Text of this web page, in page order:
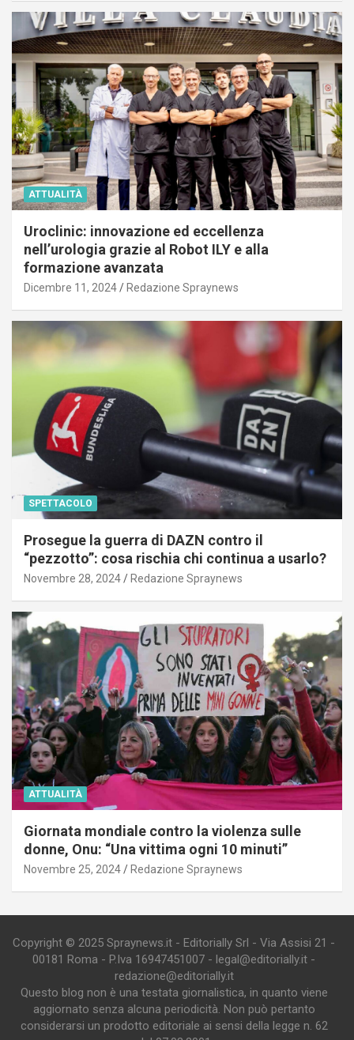
ATTUALITÀ
Uroclinic: innovazione ed eccellenza
nell’urologia grazie al Robot ILY e alla
formazione avanzata
Dicembre 11, 2024 Redazione Spraynews
SPETTACOLO
Prosegue la guerra di DAZN contro il
“pezzotto”: cosa rischia chi continua a usarlo?
Novembre 28, 2024 Redazione Spraynews
ATTUALITÀ
Giornata mondiale contro la violenza sulle
donne, Onu: “Una vittima ogni 10 minuti”
Novembre 25, 2024 Redazione Spraynews
Copyright © 2025 Spraynews.it - Editorially Srl - Via Assisi 21 -
00181 Roma - P.Iva 16947451007 - legal@editorially.it -
redazione@editorially.it
Questo blog non è una testata giornalistica, in quanto viene
aggiornato senza alcuna periodicità. Non può pertanto
considerarsi un prodotto editoriale ai sensi della legge n. 62